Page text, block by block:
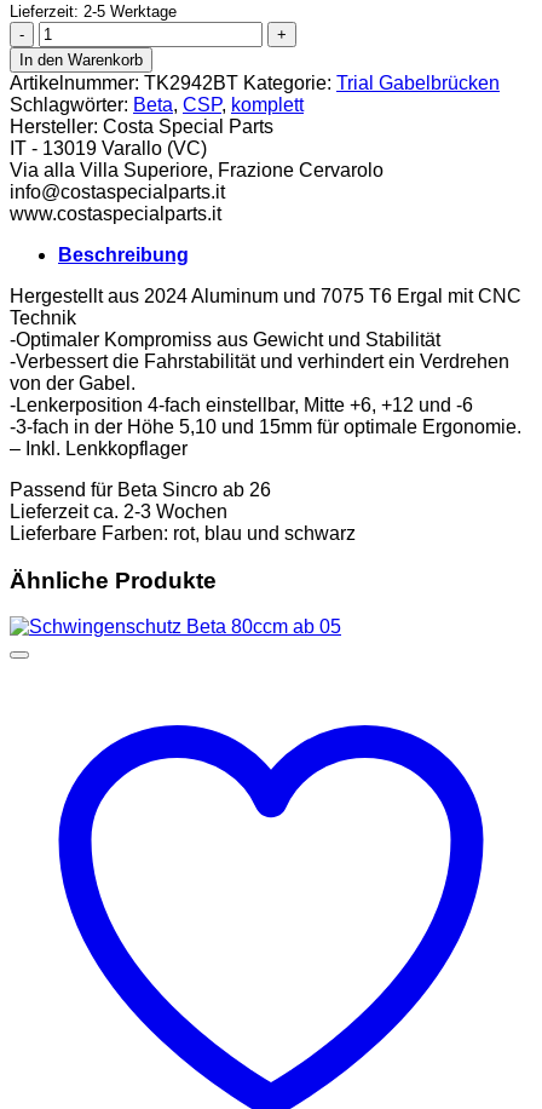
Lieferzeit: 2-5 Werktage
CSP
Gabelbrücke
komplett
Beta
Sincro
ab
26
Menge
In den Warenkorb
Artikelnummer: TK2942BT Kategorie: Trial Gabelbrücken
Schlagwörter: Beta, CSP, komplett
Hersteller: Costa Special Parts
IT - 13019 Varallo (VC)
Via alla Villa Superiore, Frazione Cervarolo
info@costaspecialparts.it
www.costaspecialparts.it
Beschreibung
Hergestellt aus 2024 Aluminum und 7075 T6 Ergal mit CNC
Technik
-Optimaler Kompromiss aus Gewicht und Stabilität
-Verbessert die Fahrstabilität und verhindert ein Verdrehen
von der Gabel.
-Lenkerposition 4-fach einstellbar, Mitte +6, +12 und -6
-3-fach in der Höhe 5,10 und 15mm für optimale Ergonomie.
– Inkl. Lenkkopflager
Passend für Beta Sincro ab 26
Lieferzeit ca. 2-3 Wochen
Lieferbare Farben: rot, blau und schwarz
Ähnliche Produkte